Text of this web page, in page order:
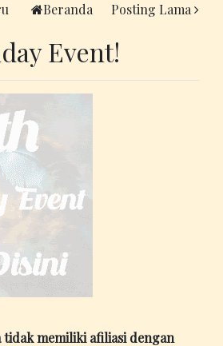
Posting Lama
Beranda
Event!
memiliki afiliasi dengan